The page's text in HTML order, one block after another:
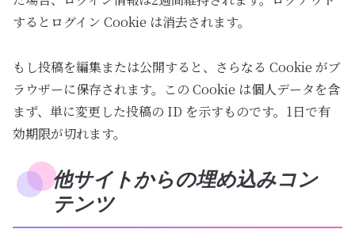
するとログイン Cookie は消去されます。
もし投稿を編集または公開すると、さらなる Cookie がブ
ラウザーに保存されます。この Cookie は個人データを含
まず、単に変更した投稿の ID を示すものです。1日で有
効期限が切れます。
他サイトからの埋め込みコン
テンツ